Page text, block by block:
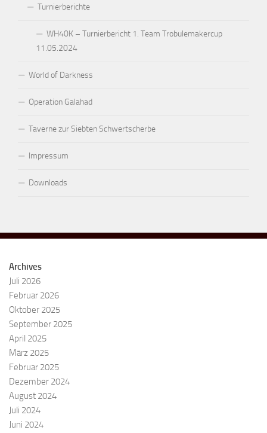
Turnierberichte
WH40K – Turnierbericht 1. Team Trobulemakercup
11.05.2024
World of Darkness
Operation Galahad
Taverne zur Siebten Schwertscherbe
Impressum
Downloads
Archives
Juli 2026
Februar 2026
Oktober 2025
September 2025
April 2025
März 2025
Februar 2025
Dezember 2024
August 2024
Juli 2024
Juni 2024